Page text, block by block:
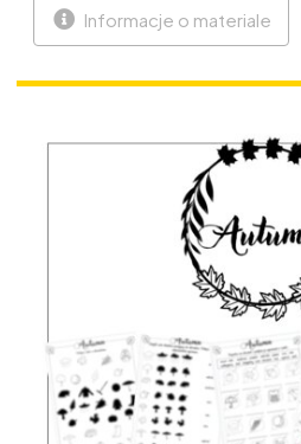
Informacje o materiale